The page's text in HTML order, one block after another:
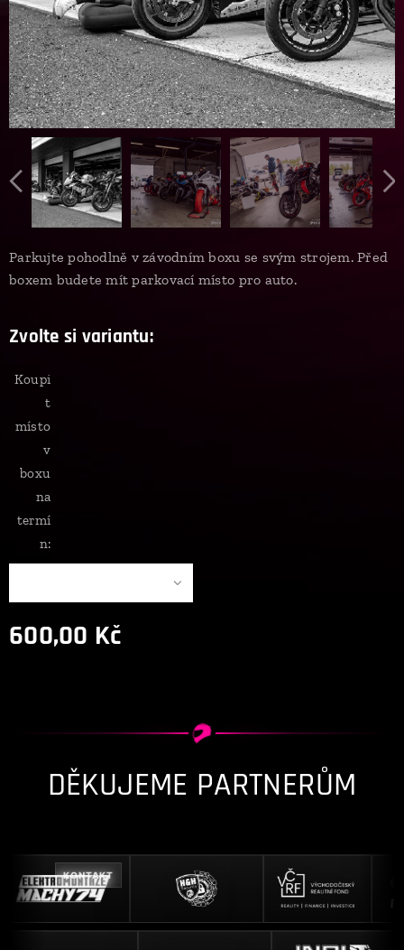
Parkujte pohodlně v závodním boxu se svým strojem. Před
boxem budete mít parkovací místo pro auto.
Zvolte si variantu:
Koupi
t
místo
v
boxu
na
termí
n:
600,00 Kč
DĚKUJEME PARTNERŮM
KONTAKT